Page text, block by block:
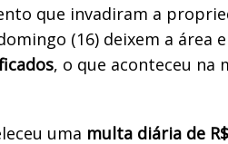
que invadiram a
(16) deixem a área
, o que aconteceu na
uma multa diária de